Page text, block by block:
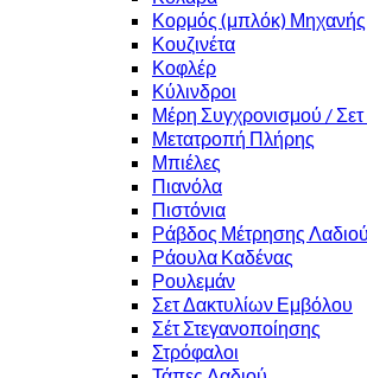
Κορμός (μπλόκ) Μηχανής
Κουζινέτα
Κοφλέρ
Κύλινδροι
Μέρη Συγχρονισμού / Σετ
Μετατροπή Πλήρης
Μπιέλες
Πιανόλα
Πιστόνια
Ράβδος Μέτρησης Λαδιού
Ράουλα Καδένας
Ρουλεμάν
Σετ Δακτυλίων Εμβόλου
Σέτ Στεγανοποίησης
Στρόφαλοι